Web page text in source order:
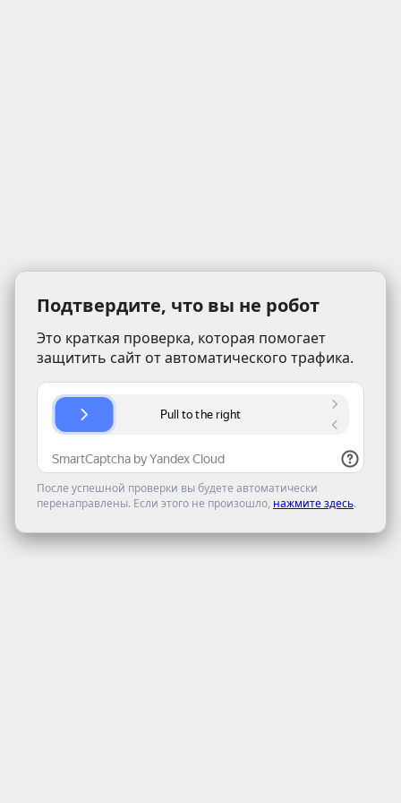
Подтвердите, что вы не робот
Это краткая проверка, которая помогает
защитить сайт от автоматического трафика.
После успешной проверки вы будете автоматически
перенаправлены. Если этого не произошло, нажмите здесь.